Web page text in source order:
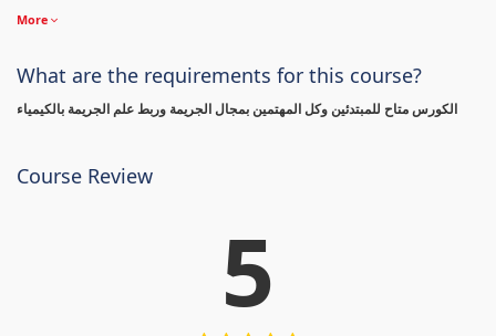
More
What are the requirements for this course?
الكورس متاح للمبتدئين وكل المهتمين بمجال الجريمة وربط علم الجريمة بالكيمياء
Course Review
5